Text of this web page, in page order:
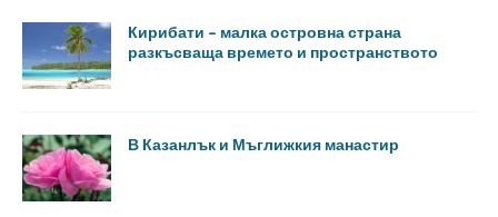
Кирибати – малка островна страна
разкъсваща времето и пространството
В Казанлък и Мъглижкия манастир